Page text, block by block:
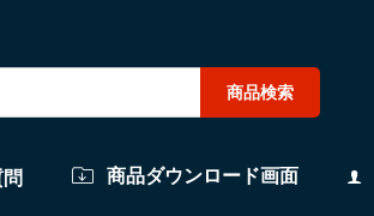
商品検索
商品ダウンロード画面